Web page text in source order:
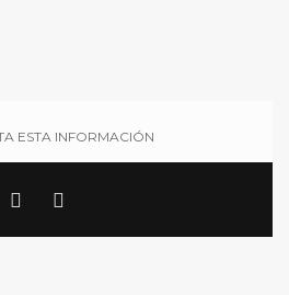
ESTA INFORMACIÓN